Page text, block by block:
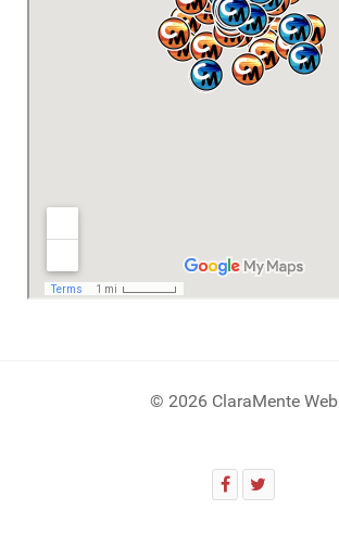
© 2026 ClaraMente Web